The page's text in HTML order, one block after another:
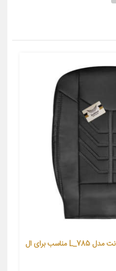
روکش صندلی خودرو سوشیانت مدل L_785 مناسب برای ال